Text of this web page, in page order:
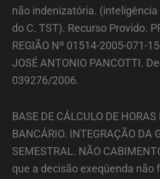
não indenizatória. (inteligência
do C. TST). Recurso Provido.
REGIÃO Nº 01514-2005-071-
JOSÉ ANTONIO PANCOTTI.
039276/2006.
BASE DE CÁLCULO DE HORAS
BANCÁRIO. INTEGRAÇÃO DA
SEMESTRAL. NÃO
que a decisão exeqüenda não